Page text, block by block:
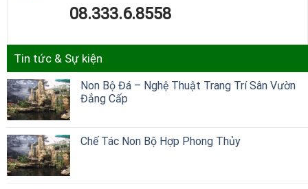
08.333.6.8558
Tin tức & Sự kiện
Non Bộ Đá – Nghệ Thuật Trang Trí Sân Vườn
Đẳng Cấp
Chế Tác Non Bộ Hợp Phong Thủy